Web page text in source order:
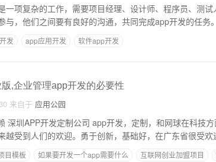
一项复杂的工作，需要项目经理、设计师、程序员、测
与，他们之间要有良好的沟通，共同完成app开发的任务。
发 app应用开发 软件app开发
,企业管理app开发的必要性
来自于 应用公园
深圳APP开发定制公司 app开发，定制，和网球在科技
越受到人们的欢迎。勇于创新，基础好，在广东省很受
目模板 如果要开发一个app需要什么 互联网创业加盟项目